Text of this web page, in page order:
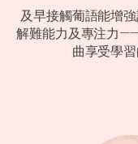
及早接觸葡語能增強
解難能力及專注力
曲享受學習